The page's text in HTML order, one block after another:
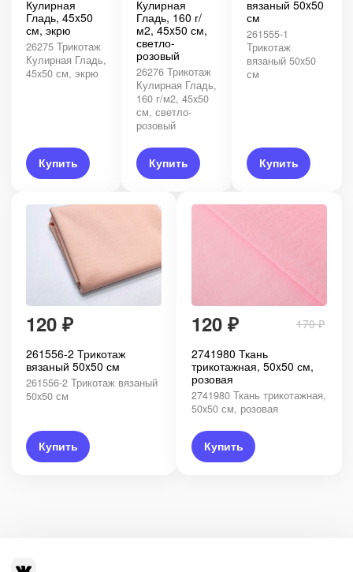
Кулирная
Гладь, 45x50
см, экрю
26275 Трикотаж
Кулирная Гладь,
45x50 см, экрю
Купить
Кулирная
Гладь, 160 г/
м2, 45x50 см,
светло-
розовый
26276 Трикотаж
Кулирная Гладь,
160 г/м2, 45x50
см, светло-
розовый
Купить
вязаный 50x50
см
261555-1
Трикотаж
вязаный 50x50
см
Купить
120 ₽
261556-2 Трикотаж
вязаный 50x50 см
261556-2 Трикотаж вязаный
50x50 см
Купить
120 ₽ 170₽
2741980 Ткань
трикотажная, 50x50 см,
розовая
2741980 Ткань трикотажная,
50x50 см, розовая
Купить